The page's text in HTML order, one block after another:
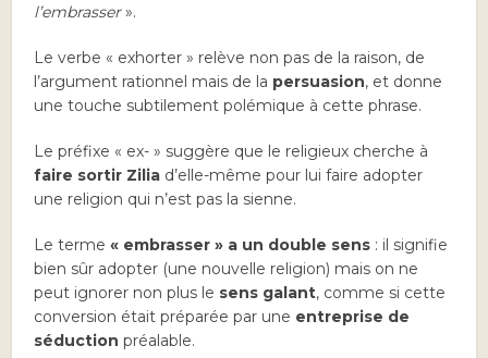
l’embrasser».
Le verbe « exhorter » relève non pas de la raison, de
l’argument rationnel mais de la persuasion, et donne
une touche subtilement polémique à cette phrase.
Le préfixe « ex- » suggère que le religieux cherche à
faire sortir Zilia d’elle-même pour lui faire adopter
une religion qui n’est pas la sienne.
Le terme« embrasser » a un double sens : il signifie
bien sûr adopter (une nouvelle religion) mais on ne
peut ignorer non plus le sens galant, comme si cette
conversion était préparée par une entreprise de
séductionpréalable.